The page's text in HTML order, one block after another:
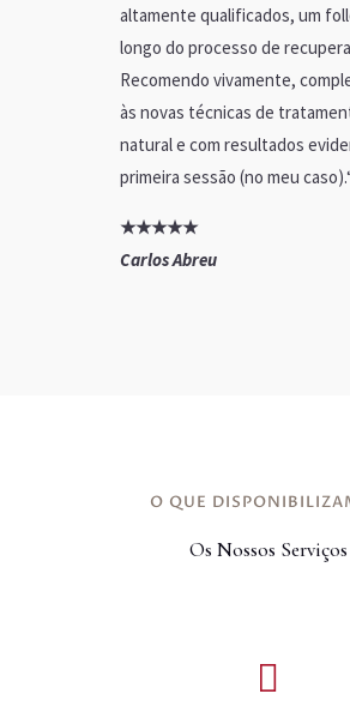
altamente qualificados, um
longo do processo de
Recomendo vivamente,
às novas técnicas de
natural e com resultados
primeira sessão (no meu caso).
★★★★★
Carlos Abreu
O QUE
Os Nossos Serviços
